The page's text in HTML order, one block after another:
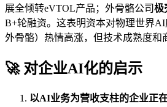
展全倾转eVTOL产品；外骨骼公司极
B+轮融资。这表明资本对物理世界AI
外骨骼）热情高涨，但技术成熟度和
🚀 对企业AI化的启示
以AI业务为营收支柱的企业正